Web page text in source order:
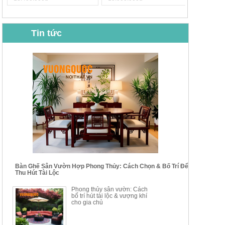
BỘ BÀN GHẾ CAFE NHẬP
KHẨU CAO CẤP HOY7006
Mã sp: BT135
14.178.750đ
24.700.000đ
BỘ BÀN TRÀ GỖ TỰ NHIÊN
PHONG CÁCH TRUNG HOA
KIỂU MỚI...
Mã sp: BT138.80
20.250.000đ
39.150.000đ
BỘ BÀN TRÀ GỖ PHONG
CÁCH MỚI KẾT HỢP KHAY
NHÚNG TRÀ YDX
Mã sp: BT150.46
17.617.500đ
BỘ BÀN GHẾ CAFE KIỂU
DÁNG ĐƠN GIẢN HIỆN ĐẠI
HOY8010
Tin tức
Bàn Ghế Sân Vườn Hợp Phong Thủy: Cách Chọn & Bố Trí Để
Thu Hút Tài Lộc
Phong thủy sân vườn: Cách
bố trí hút tài lộc & vượng khí
cho gia chủ